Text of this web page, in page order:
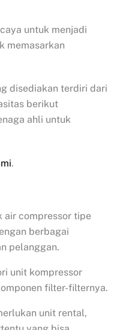
untuk menjadi
memasarkan
disediakan terdiri dari
berikut
ahli untuk
.
air compressor tipe
berbagai
pelanggan.
unit kompressor
filter-filternya.
unit rental,